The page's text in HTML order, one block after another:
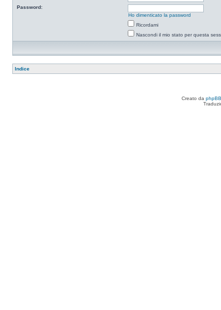
Password:
Ho dimenticato la password
Ricordami
Nascondi il mio stato per questa
Indice
Creato da phpBB